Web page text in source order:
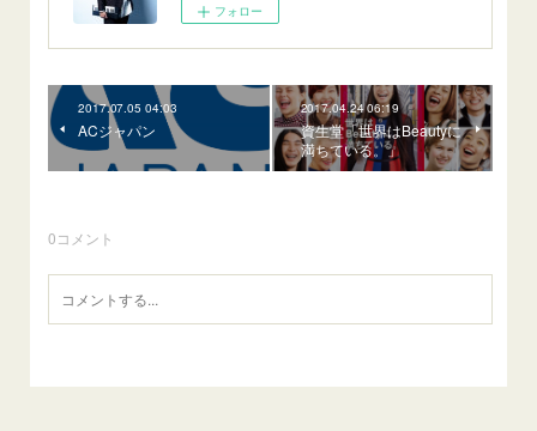
フォロー
2017.07.05 04:03
ACジャパン
2017.04.24 06:19
資生堂「世界はBeautyに
満ちている。」
0コメント